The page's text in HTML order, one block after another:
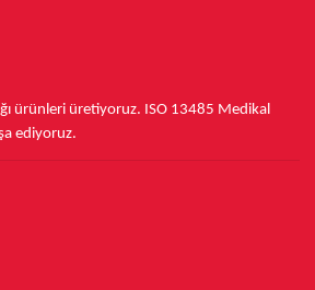
ürünleri üretiyoruz. ISO 13485 Medikal
ediyoruz.